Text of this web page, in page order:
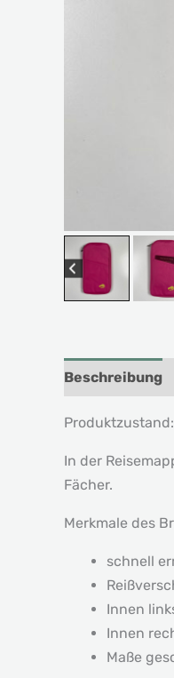
Beschreibung
In der
Fächer.
Merkmale des
schnell
Innen
Innen
Maße